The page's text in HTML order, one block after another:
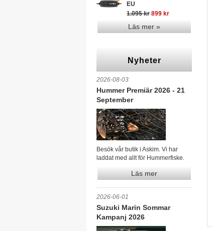
EU
1.095 kr 899 kr
Läs mer »
Nyheter
2026-08-03
Hummer Premiär 2026 - 21
September
Besök vår butik i Askim. Vi har
laddat med allt för Hummerfiske.
Läs mer
2026-06-01
Suzuki Marin Sommar
Kampanj 2026